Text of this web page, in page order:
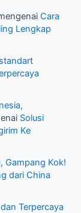
Cara
Lengkap
Solusi
Ke
Gampang Kok!
dari China
Terpercaya